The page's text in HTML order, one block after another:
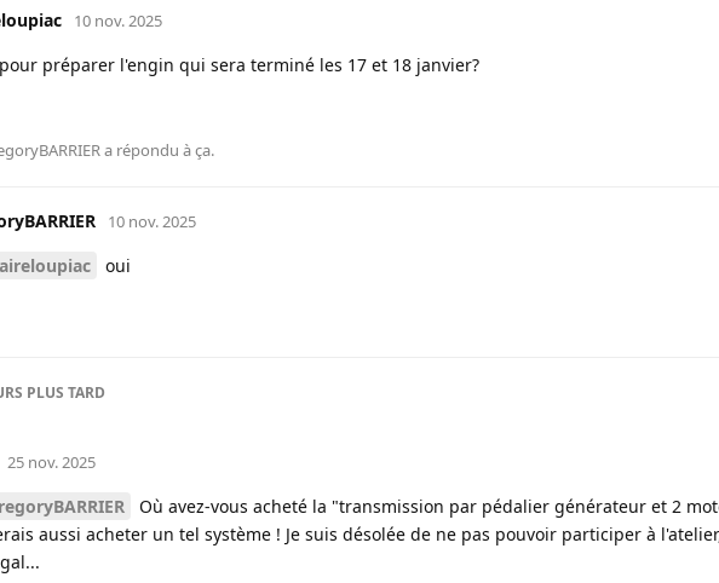
10 nov. 2025
préparer l'engin qui sera terminé les 17 et 18 janvier?
a répondu à ça.
10 nov. 2025
oui
PLUS TARD
25 nov. 2025
Où avez-vous acheté la "transmission par pédalier générateur et 2
aussi acheter un tel système ! Je suis désolée de ne pas pouvoir participer à